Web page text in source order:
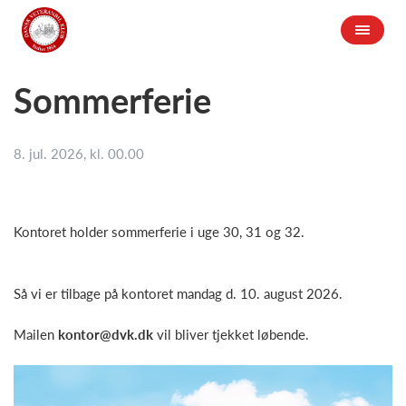
Sommerferie
8. jul. 2026, kl. 00.00
Kontoret holder sommerferie i uge 30, 31 og 32.
Så vi er tilbage på kontoret mandag d. 10. august 2026.
Mailen kontor@dvk.dk vil bliver tjekket løbende.